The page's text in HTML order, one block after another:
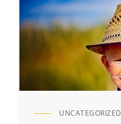
CAT
UNCATEGORIZED